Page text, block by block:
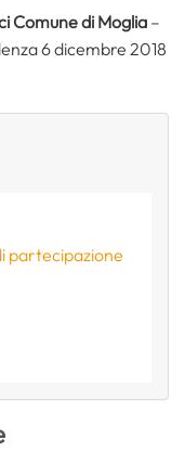
Comune di Moglia–
6 dicembre 2018
partecipazione